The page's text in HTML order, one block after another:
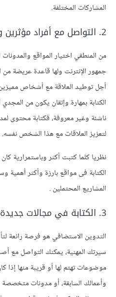
المشاركات المختلفة.
2. التواصل مع أفراد مؤثرين ومعروفين
من المنطقي اختيار المواقع
جمهور الإنترنت ولها قاعدة عريضة من
أجل توطيد العلاقة مع أشخاص
الكتابة بمهارة وإتقان يكون من
ناشئة وغير معروفة، فكتابة محتوى
لتعزيز العلاقات مع هذا الشخص نفسه.
نظريا كلما كتبت أكثر وباستمرارية
الكتابة فى مواقع بارزة وأكثر
المشاريع المحتملين .
3. الكتابة في مجالات جديدة ومتنوعة
التدوين الاستضافي هو فرصة رائعة
سيرتك المهنية، يمكنك التواصل مع
موضوعات تهتم لها أو قريبة منها إذا
وأعمالك السابقة، أو مدونات